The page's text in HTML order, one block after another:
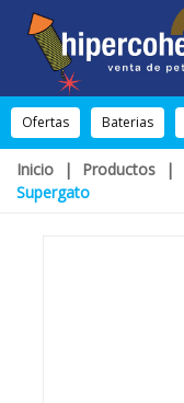
Ofertas Baterias
Inicio | Productos |
Supergato